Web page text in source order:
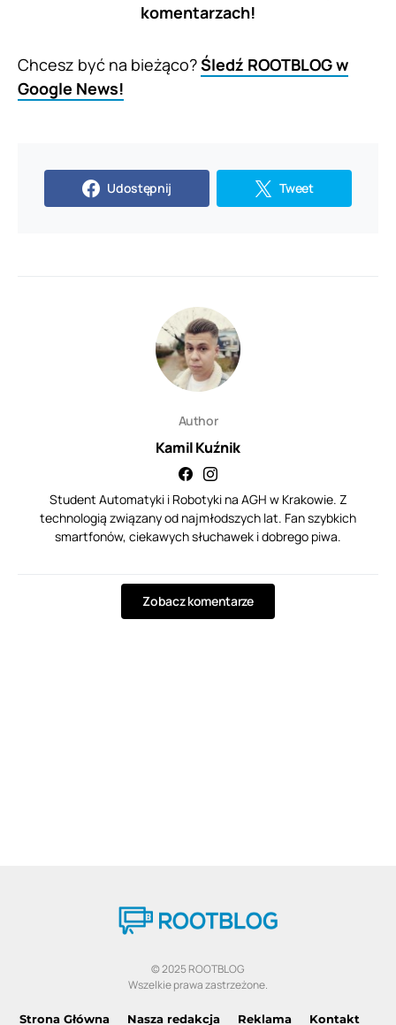
komentarzach!
Chcesz być na bieżąco?Śledź ROOTBLOG w
Google News!
Udostępnij Tweet
Author
Kamil Kuźnik
Student Automatyki i Robotyki na AGH w Krakowie. Z
technologią związany od najmłodszych lat. Fan szybkich
smartfonów, ciekawych słuchawek i dobrego piwa.
Zobacz komentarze
© 2025 ROOTBLOG
Wszelkie prawa zastrzeżone.
Strona Główna Nasza redakcja Reklama Kontakt